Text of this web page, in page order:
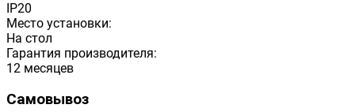
IP20
Место установки:
На стол
Гарантия производителя:
12 месяцев
Самовывоз